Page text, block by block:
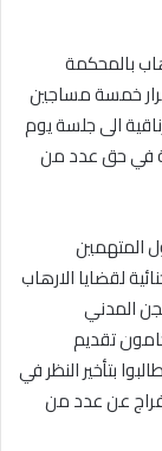
بالمحكمة
خمسة مساجين
الى جلسة يوم
في حق عدد من
الجمعة 19 ديسمبر 2025 مثول المتهمين
لقضايا الارهاب
المدني
تقديم
بتأخير النظر في
عن عدد من